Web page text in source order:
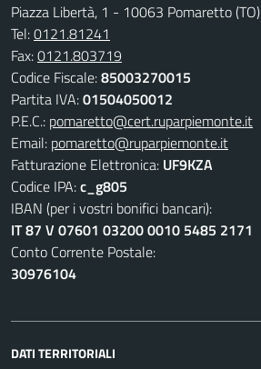
Piazza Libertà, 1 - 10063 Pomaretto (TO)
Tel:0121.81241
Fax:0121.803719
Codice Fiscale:85003270015
Partita IVA:01504050012
P.E.C.: pomaretto@cert.ruparpiemonte.it
Email: pomaretto@ruparpiemonte.it
Fatturazione Elettronica: UF9KZA
Codice IPA:c_g805
IBAN (per i vostri bonifici bancari):
IT 87 V 07601 03200 0010 5485 2171
Conto Corrente Postale:
30976104
DATI TERRITORIALI